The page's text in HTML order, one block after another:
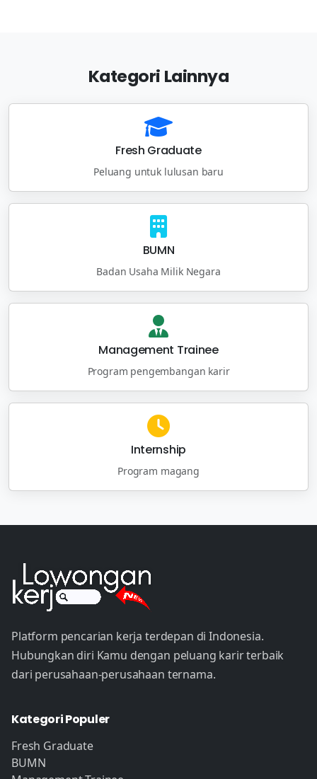
Kategori Lainnya
Fresh Graduate
Peluang untuk lulusan baru
BUMN
Badan Usaha Milik Negara
Management Trainee
Program pengembangan karir
Internship
Program magang
Platform pencarian kerja terdepan di Indonesia.
Hubungkan diri Kamu dengan peluang karir terbaik
dari perusahaan-perusahaan ternama.
Kategori Populer
Fresh Graduate
BUMN